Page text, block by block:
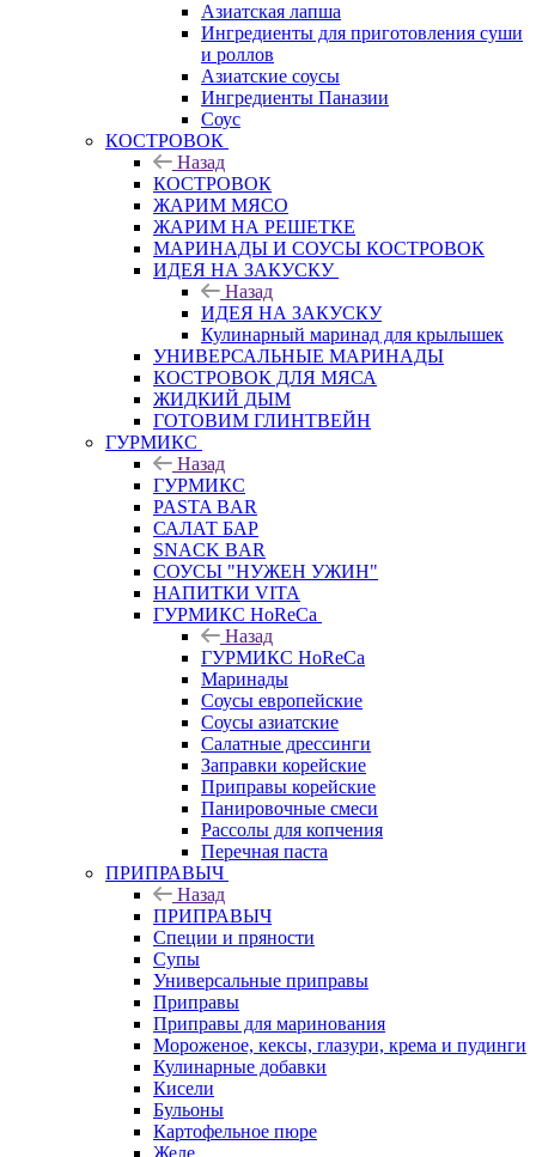
Азиатская лапша
Ингредиенты для приготовления суши
и роллов
Азиатские соусы
Ингредиенты Паназии
Соус
КОСТРОВОК
Назад
КОСТРОВОК
ЖАРИМ МЯСО
ЖАРИМ НА РЕШЕТКЕ
МАРИНАДЫ И СОУСЫ КОСТРОВОК
ИДЕЯ НА ЗАКУСКУ
Назад
ИДЕЯ НА ЗАКУСКУ
Кулинарный маринад для крылышек
УНИВЕРСАЛЬНЫЕ МАРИНАДЫ
КОСТРОВОК ДЛЯ МЯСА
ЖИДКИЙ ДЫМ
ГОТОВИМ ГЛИНТВЕЙН
ГУРМИКС
Назад
ГУРМИКС
PASTA BAR
САЛАТ БАР
SNACK BAR
СОУСЫ "НУЖЕН УЖИН"
НАПИТКИ VITA
ГУРМИКС HoReCa
Назад
ГУРМИКС HoReCa
Маринады
Соусы европейские
Соуcы азиатские
Салатные дрессинги
Заправки корейские
Приправы корейские
Панировочные смеси
Рассолы для копчения
Перечная паста
ПРИПРАВЫЧ
Назад
ПРИПРАВЫЧ
Специи и пряности
Супы
Универсальные приправы
Приправы
Приправы для маринования
Мороженое, кексы, глазури, крема и пудинги
Кулинарные добавки
Кисели
Бульоны
Картофельное пюре
Желе